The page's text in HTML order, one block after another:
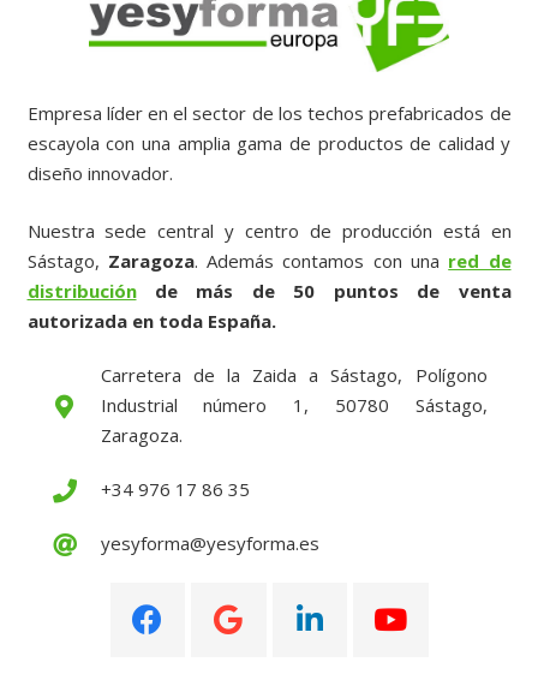
Empresa líder en el sector de los techos prefabricados de
escayola con una amplia gama de productos de calidad y
diseño innovador.
Nuestra sede central y centro de producción está en
Sástago, Zaragoza. Además contamos con una red de
distribuciónde más de 50 puntos de venta
autorizada en toda España.
Carretera de la Zaida a Sástago, Polígono
Industrial número 1, 50780 Sástago,
Zaragoza.
+34 976 17 86 35
yesyforma@yesyforma.es